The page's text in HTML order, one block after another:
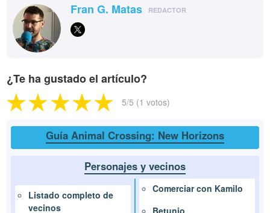
Fran G. Matas REDACTOR
¿Te ha gustado el artículo?
5/5 (1 votos)
Guía Animal Crossing: New Horizons
Personajes y vecinos
Listado completo de
vecinos
Comerciar con Kamilo